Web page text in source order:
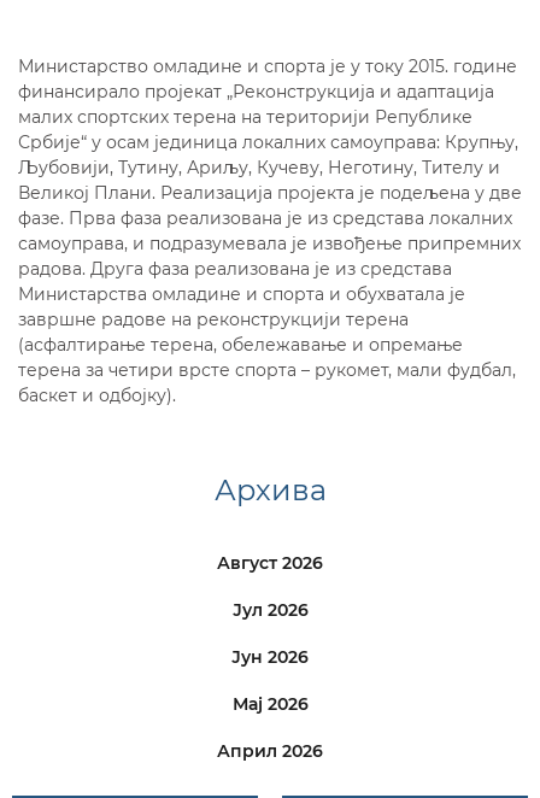
Министарство омладине и спорта је у току 2015. године
финансирало пројекат „Реконструкција и адаптација
малих спортских терена на територији Републике
Србије“ у осам јединица локалних самоуправа: Крупњу,
Љубовији, Тутину, Ариљу, Кучеву, Неготину, Тителу и
Великој Плани. Реализација пројекта је подељена у две
фазе. Прва фаза реализована је из средстава локалних
самоуправа, и подразумевала је извођење припремних
радова. Друга фаза реализована је из средстава
Министарства омладине и спорта и обухватала је
завршне радове на реконструкцији терена
(асфалтирање терена, обележавање и опремање
терена за четири врсте спорта – рукомет, мали фудбал,
баскет и одбојку).
Архива
Август 2026
Јул 2026
Јун 2026
Мај 2026
Април 2026